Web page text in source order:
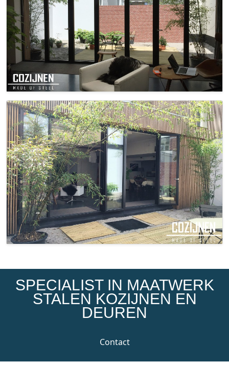
SPECIALIST IN MAATWERK
STALEN KOZIJNEN EN
DEUREN
Contact